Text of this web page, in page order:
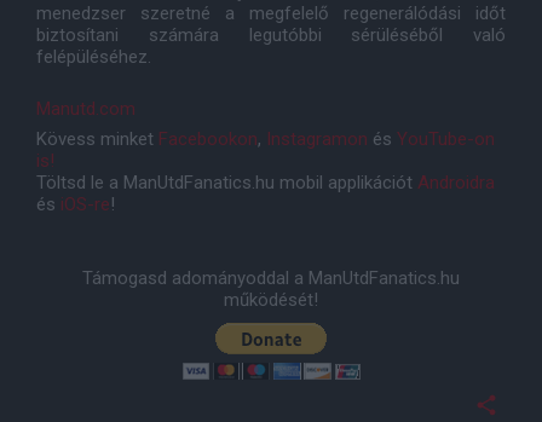
menedzser szeretné a megfelelő regenerálódási időt
biztosítani számára legutóbbi sérüléséből való
felépüléséhez.
Manutd.com
Kövess minket Facebookon, Instagramon és YouTube-on
is!
Töltsd le a ManUtdFanatics.hu mobil applikációt Androidra
és iOS-re!
Támogasd adományoddal a ManUtdFanatics.hu
működését!